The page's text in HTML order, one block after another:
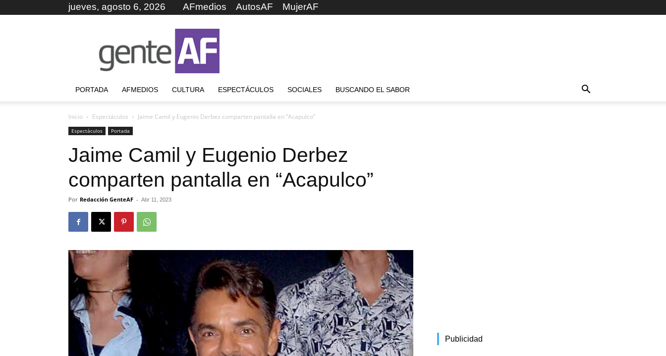
jueves, agosto 6, 2026 AFmedios AutosAF MujerAF
PORTADA AFMEDIOS CULTURA ESPECTÁCULOS SOCIALES BUSCANDO EL SABOR
Inicio Espectáculos Jaime Camil y Eugenio Derbez comparten pantalla en “Acapulco”
Espectáculos Portada
Jaime Camil y Eugenio Derbez
comparten pantalla en “Acapulco”
Por Redacción GenteAF - Abr 11, 2023
Publicidad